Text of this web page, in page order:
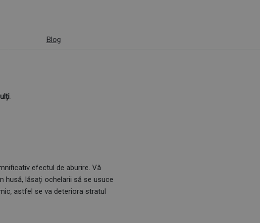
Blog
.
efectul de aburire. Vă
husă, lăsați ochelarii să se usuce
astfel se va deteriora stratul